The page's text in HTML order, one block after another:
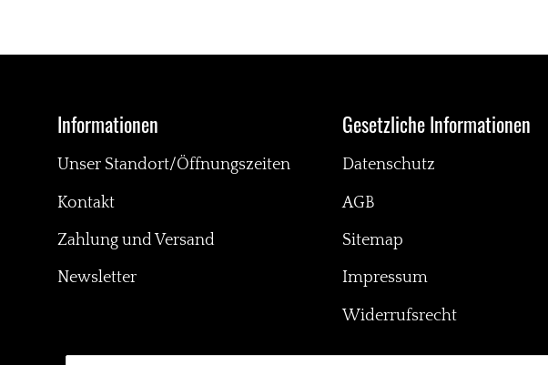
Informationen
Unser Standort/Öffnungszeiten
Kontakt
Zahlung und Versand
Newsletter
Gesetzliche Informationen
Datenschutz
AGB
Sitemap
Impressum
Widerrufsrecht